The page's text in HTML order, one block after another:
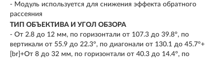
- Модуль используется для снижения эффекта обратного
рассеяния
ТИП ОБЪЕКТИВА И УГОЛ ОБЗОРА
- От 2.8 до 12 мм, по горизонтали от 107.3 до 39.8°, по
вертикали от 55.9 до 22.3°, по диагонали от 130.1 до 45.7°+
[br]+От 8 до 32 мм, по горизонтали от 40.3 до 14.4°, по